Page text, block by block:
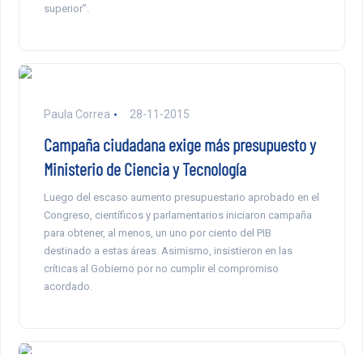
superior”.
Paula Correa 28-11-2015
Campaña ciudadana exige más presupuesto y
Ministerio de Ciencia y Tecnología
Luego del escaso aumento presupuestario aprobado en el
Congreso, científicos y parlamentarios iniciaron campaña
para obtener, al menos, un uno por ciento del PIB
destinado a estas áreas. Asimismo, insistieron en las
críticas al Gobierno por no cumplir el compromiso
acordado.